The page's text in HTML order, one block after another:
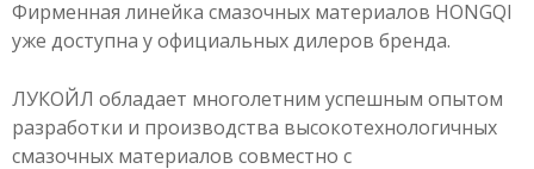
Фирменная линейка смазочных материалов HONGQI
уже доступна у официальных дилеров бренда.​
ЛУКОЙЛ обладает многолетним успешным опытом
разработки и производства высокотехнологичных
смазочных материалов совместно с